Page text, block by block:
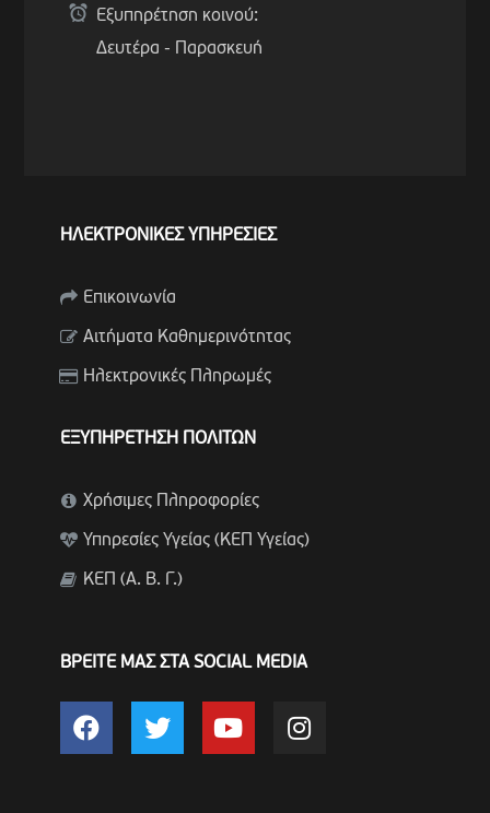
Εξυπηρέτηση κοινού:
Δευτέρα - Παρασκευή
ΗΛΕΚΤΡΟΝΙΚΕΣ ΥΠΗΡΕΣΙΕΣ
Επικοινωνία
Αιτήματα Καθημερινότητας
Ηλεκτρονικές Πληρωμές
ΕΞΥΠΗΡΕΤΗΣΗ ΠΟΛΙΤΩΝ
Χρήσιμες Πληροφορίες
Υπηρεσίες Υγείας (ΚΕΠ Υγείας)
ΚΕΠ (Α. Β. Γ.)
ΒΡΕΙΤΕ ΜΑΣ ΣΤΑ SOCIAL MEDIA